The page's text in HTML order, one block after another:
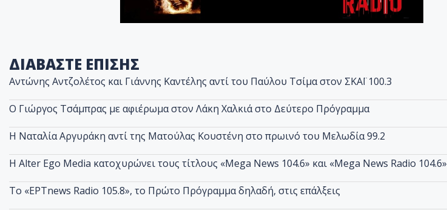
ΔΙΑΒΑΣΤΕ ΕΠΙΣΗΣ
Αντώνης Αντζολέτος και Γιάννης Καντέλης αντί του Παύλου Τσίμα στον ΣΚΑΪ 100.3
O Γιώργος Τσάμπρας με αφιέρωμα στον Λάκη Χαλκιά στο Δεύτερο Πρόγραμμα
Η Ναταλία Αργυράκη αντί της Ματούλας Κουστένη στο πρωινό του Μελωδία 99.2
Η Alter Ego Media κατοχυρώνει τους τίτλους «Mega News 104.6» και «Mega News Radio 104.6»
Το «ΕΡΤnews Radio 105.8», το Πρώτο Πρόγραμμα δηλαδή, στις επάλξεις